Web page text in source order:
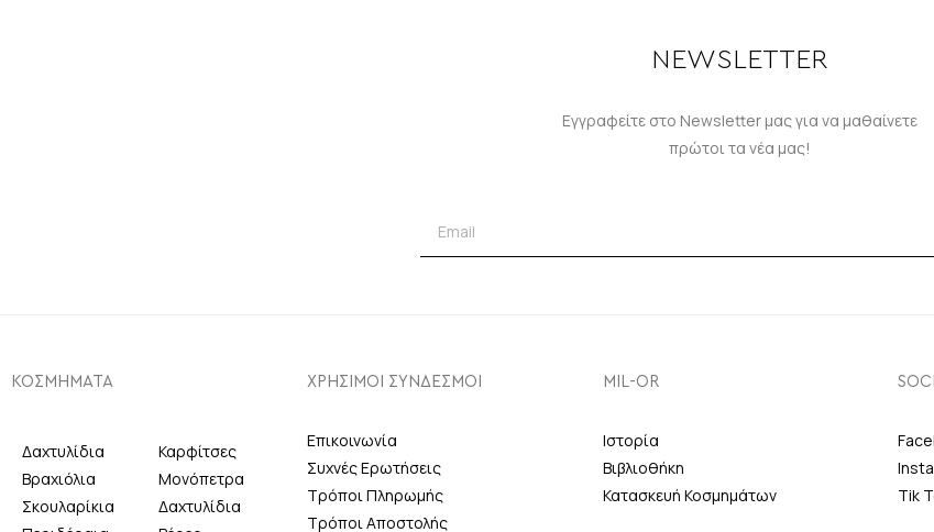
NEWSLETTER
Εγγραφείτε στο Newsletter μας για να μαθαίνετε
πρώτοι τα νέα μας!
ΚΟΣΜΗΜΑΤΑ
Δαχτυλίδια
Βραχιόλια
Σκουλαρίκια
Καρφίτσες
Μονόπετρα
Δαχτυλίδια
ΧΡΗΣΙΜΟΙ ΣΥΝΔΕΣΜΟΙ
Επικοινωνία
Συχνές Ερωτήσεις
Τρόποι Πληρωμής
Τρόποι Αποστολής
MIL-OR
Ιστορία
Βιβλιοθήκη
Κατασκευή Κοσμημάτων
Tik